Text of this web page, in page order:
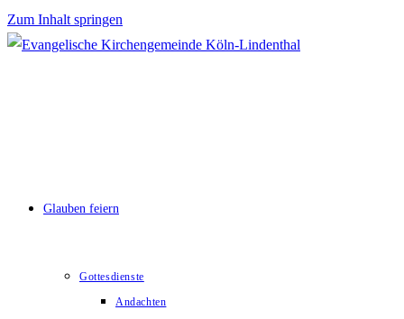
Zum Inhalt springen
Glauben feiern
Gottesdienste
Andachten